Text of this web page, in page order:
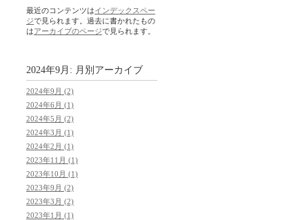
最近のコンテンツはインデックスペー
ジで見られます。過去に書かれたもの
はアーカイブのページで見られます。
2024年9月: 月別アーカイブ
2024年9月 (2)
2024年6月 (1)
2024年5月 (2)
2024年3月 (1)
2024年2月 (1)
2023年11月 (1)
2023年10月 (1)
2023年9月 (2)
2023年3月 (2)
2023年1月 (1)